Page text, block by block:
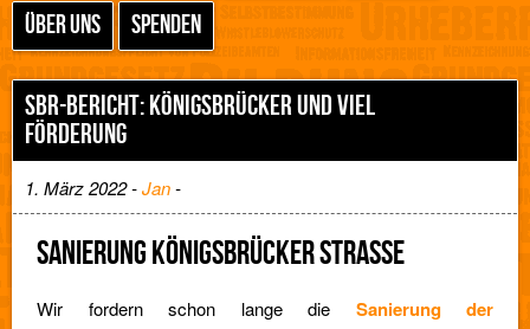
ÜBER UNS
SPENDEN
SBR-BERICHT: KÖNIGSBRÜCKER UND VIEL
FÖRDERUNG
1. März 2022 -Jan-
SANIERUNG KÖNIGSBRÜCKER STRASSE
Wir fordern schon lange die Sanierung der